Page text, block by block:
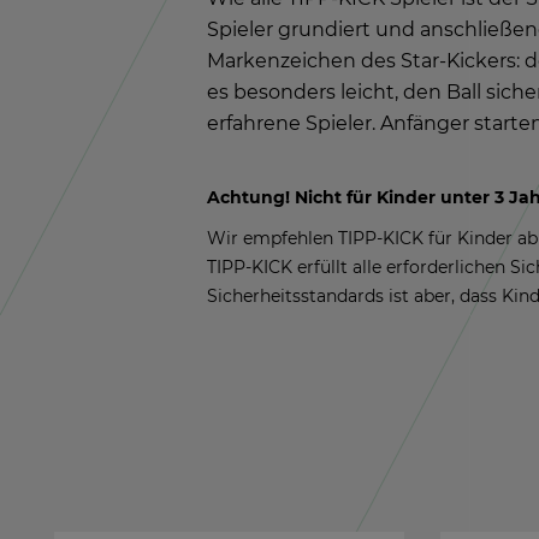
Spie­ler grun­diert und
Mar­ken­zei­chen des Star-Ki­ckers:
es be­son­ders leicht, den Ball
er­fah­re­ne Spie­ler. An­fän­ger
Ach­tung! Nicht für Kin­der unter 3
Wir emp­feh­len TIPP-KICK für Kin­der
TIPP-KICK er­füllt alle er­for­der­li­chen
Si­cher­heits­stan­dards ist aber, dass